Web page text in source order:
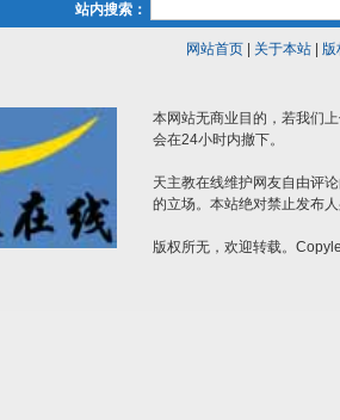
站内搜索：
网站首页| 关于本站| 版
本网站无商业目的，若我们
会在24小时内撤下。
天主教在线维护网友自由评
的立场。本站绝对禁止发布
版权所无，欢迎转载。